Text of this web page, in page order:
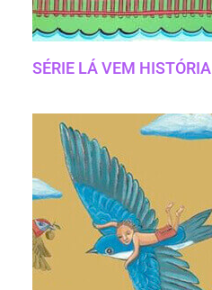
SÉRIE LÁ VEM HISTÓRIA